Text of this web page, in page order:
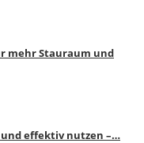
mehr Stauraum und
effektiv nutzen –…